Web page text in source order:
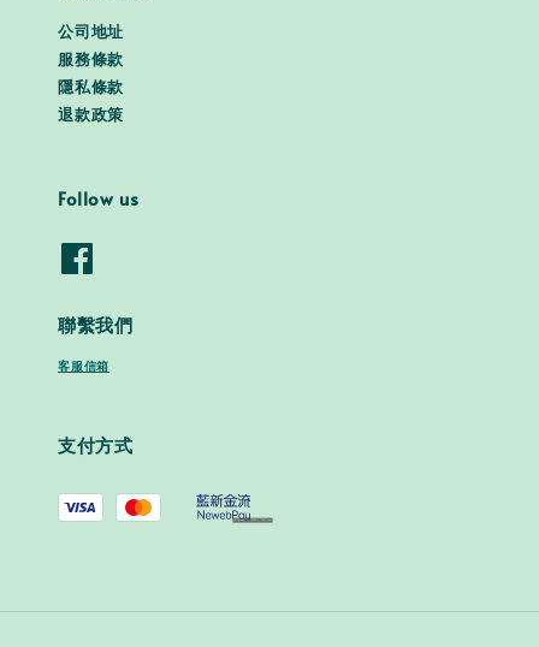
公司地址
服務條款
隱私條款
退款政策
Follow us
聯繫我們
客服信箱
支付方式